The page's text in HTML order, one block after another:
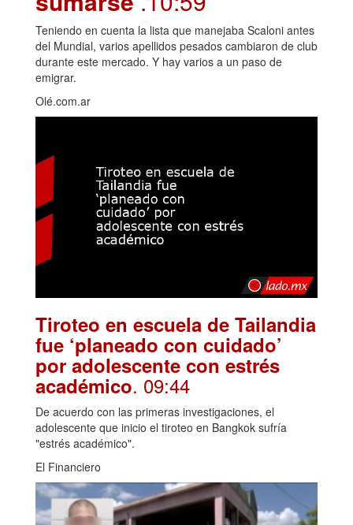
Teniendo en cuenta la lista que manejaba Scaloni antes
del Mundial, varios apellidos pesados cambiaron de club
durante este mercado. Y hay varios a un paso de
emigrar.
Olé.com.ar
Tiroteo en escuela de Tailandia
fue ‘planeado con cuidado’
por adolescente con estrés
académico. 09:44
De acuerdo con las primeras investigaciones, el
adolescente que inicio el tiroteo en Bangkok sufría
"estrés académico".
El Financiero